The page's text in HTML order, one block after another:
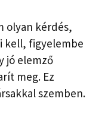
olyan kérdés,
kell, figyelembe
jó elemző
meg. Ez
szemben.